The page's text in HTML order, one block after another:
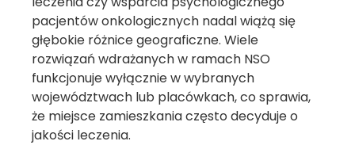
pacjentów onkologicznych nadal wiążą się
głębokie różnice geograficzne. Wiele
rozwiązań wdrażanych w ramach NSO
funkcjonuje wyłącznie w wybranych
województwach lub placówkach, co sprawia,
że miejsce zamieszkania często decyduje o
jakości leczenia.